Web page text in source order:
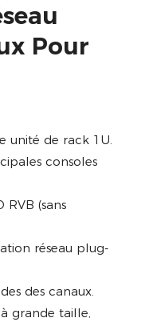
Pour
unité de rack 1U.
consoles
(sans
réseau plug-
des canaux.
grande taille,